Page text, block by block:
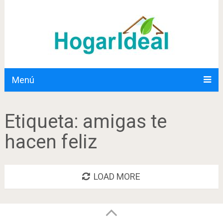
Menú
Etiqueta: amigas te
hacen feliz
LOAD MORE